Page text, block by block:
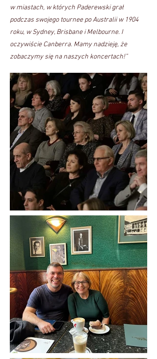
w miastach, w których Paderewski grał
podczas swojego tournee po Australii w 1904
roku, w Sydney, Brisbane i Melbourne. I
oczywiście Canberra. Mamy nadzieję, że
zobaczymy się na naszych koncertach!”